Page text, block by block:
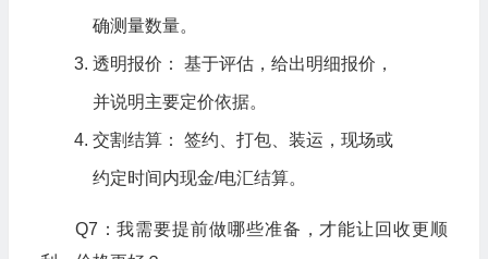
确测量数量。
透明报价： 基于评估，给出明细报价，
并说明主要定价依据。
交割结算： 签约、打包、装运，现场或
约定时间内现金/电汇结算。
Q7：我需要提前做哪些准备，才能让回收更顺